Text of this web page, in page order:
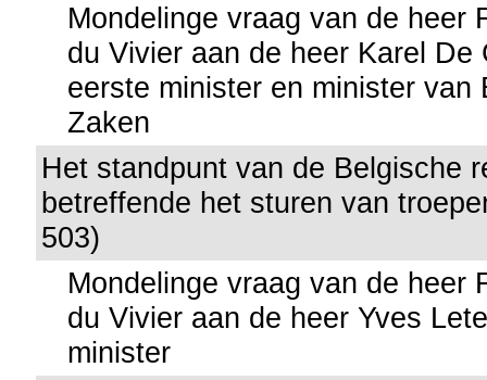
Mondelinge vraag van de heer
du Vivier aan de heer Karel De
eerste minister en minister van
Zaken
Het standpunt van de Belgische
betreffende het sturen van
503)
Mondelinge vraag van de heer
du Vivier aan de heer Yves
minister